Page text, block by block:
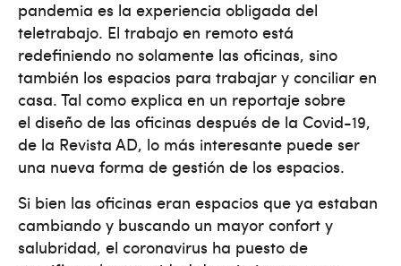
pandemia es la experiencia obligada del
teletrabajo. El trabajo en remoto está
redefiniendo no solamente las oficinas, sino
también los espacios para trabajar y conciliar en
casa. Tal como explica en un reportaje sobre
el diseño de las oficinas después de la Covid-19,
de la Revista AD, lo más interesante puede ser
una nueva forma de gestión de los espacios.
Si bien las oficinas eran espacios que ya estaban
cambiando y buscando un mayor confort y
salubridad, el coronavirus ha puesto de